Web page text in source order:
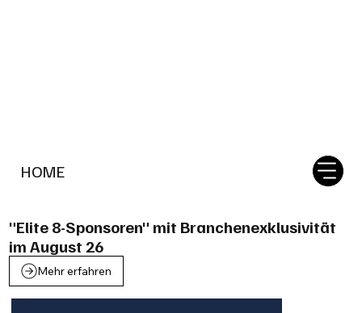
HOME
"Elite 8-Sponsoren" mit Branchenexklusivität
im August 26
Mehr erfahren